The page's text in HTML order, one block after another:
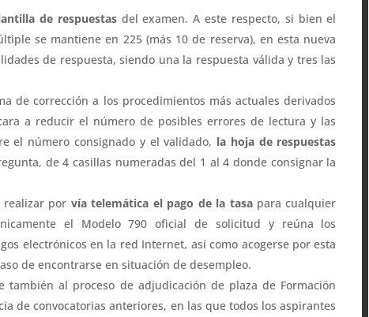
de respuestasdel examen. A este respecto, si bien el
se mantiene en 225 (más 10 de reserva), en esta nueva
de respuesta, siendo una la respuesta válida y tres las
de corrección a los procedimientos más actuales derivados
a reducir el número de posibles errores de lectura y las
el número consignado y el validado, la hoja de respuestas
de 4 casillas numeradas del 1 al 4 donde consignar la
realizar por vía telemática el pago de la tasa para cualquier
el Modelo 790 oficial de solicitud y reúna los
electrónicos en la red Internet, así como acogerse por esta
de encontrarse en situación de desempleo.
también al proceso de adjudicación de plaza de Formación
de convocatorias anteriores, en las que todos los aspirantes